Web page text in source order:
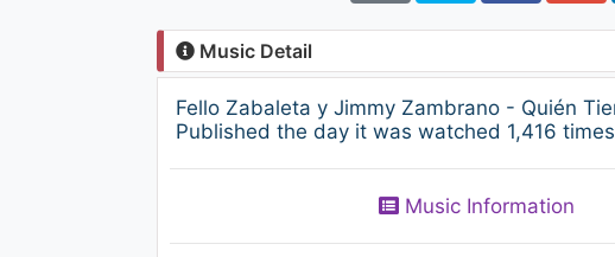
Music Detail
Fello Zabaleta y Jimmy Zambrano - Quién
Published the day it was watched 1,416
Music Information